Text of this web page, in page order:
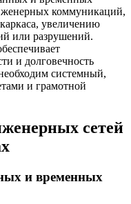
коммуникаций,
увеличению
или разрушений.
и долговечность
системный,
и грамотной
сетей
и временных